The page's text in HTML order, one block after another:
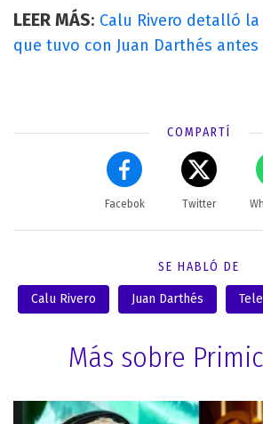
LEER MÁS: Calu Rivero detalló
que tuvo con Juan Darthés
COMPARTÍ
Facebok Twitter
SE HABLÓ DE
Calu Rivero Juan Darthés
Más sobre